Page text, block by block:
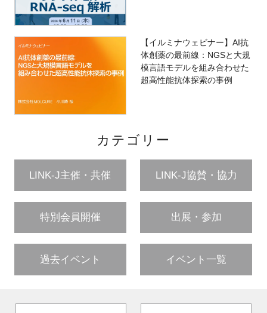
【イルミナウェビナー】AI抗
体創薬の最前線：NGSと大規
模言語モデルを組み合わせた
超高性能抗体探索の事例
カテゴリー
LINK-J主催・共催 LINK-J協賛・協力
特別会員開催 出展・参加
過去イベント イベント一覧